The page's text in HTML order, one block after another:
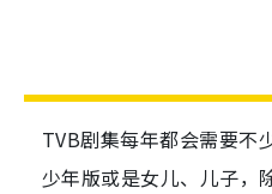
TVB剧集每年都会需要不
少年版或是女儿、儿子，